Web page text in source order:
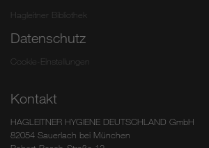
Hagleitner Bibliothek
Datenschutz
Cookie-Einstellungen
Kontakt
HAGLEITNER HYGIENE DEUTSCHLAND GmbH
82054 Sauerlach bei München